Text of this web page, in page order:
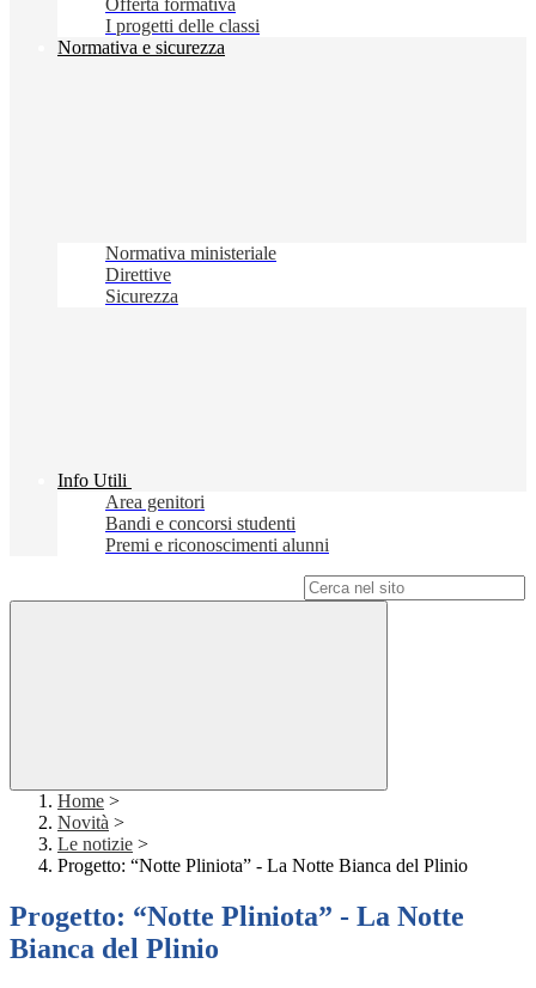
Offerta formativa
I progetti delle classi
Normativa e sicurezza
Normativa ministeriale
Direttive
Sicurezza
Info Utili
Area genitori
Bandi e concorsi studenti
Premi e riconoscimenti alunni
Home >
Novità >
Le notizie >
Progetto: “Notte Pliniota” - La Notte Bianca del Plinio
Progetto: “Notte Pliniota” - La Notte
Bianca del Plinio